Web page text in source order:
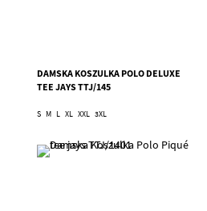
DAMSKA KOSZULKA POLO DELUXE
TEE JAYS TTJ/145
S M L XL XXL 3XL